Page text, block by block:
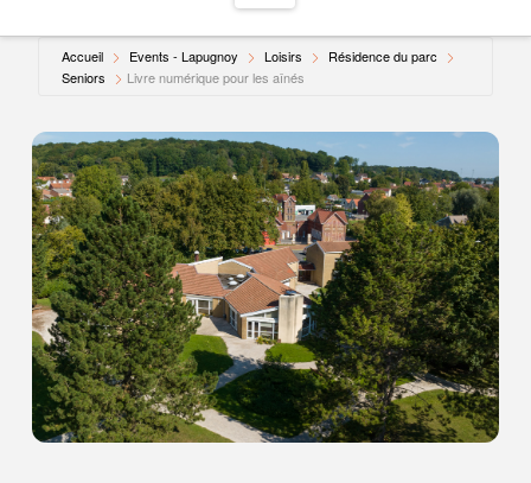
Accueil Events - Lapugnoy Loisirs
Résidence du parc
Seniors
Livre numérique pour les aînés